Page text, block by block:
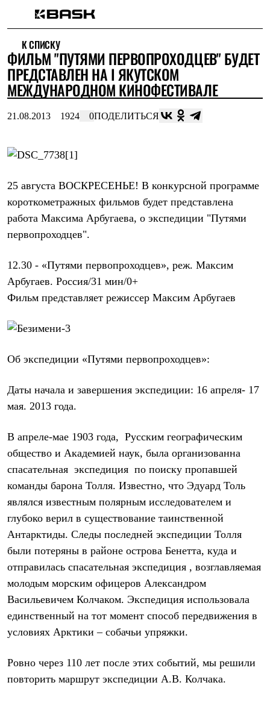
Интернет-магазин
Мужская одежда
Утепленная пухом
Куртки
Брюки
Комбинезоны
Брюки
Штормовая одежда
Брюки
Софтшелл одежда
Куртки
Брюки
Куртки
Жилеты
Теплое термобелье
Среднее термобелье
Лёгкая одежда
Футболки
Толстовки
Брюки
Женская одежда
Утепленная пухом
Куртки
Жилеты
Утепленная синтетикой
Куртки
Брюки
Штормовая одежда
Куртки
Софтшелл одежда
Куртки
Брюки
Лёгкая одежда
Рубашки
Толстовки
Брюки
Термобелье
Теплое термобелье
Среднее термобелье
Легкое термобелье
Флисовая одежда
Брюки
Утепленная пухом
К СПИСКУ
ФИЛЬМ "ПУТЯМИ ПЕРВОПРОХОДЦЕВ" БУДЕТ
ПРЕДСТАВЛЕН НА I ЯКУТСКОМ
МЕЖДУНАРОДНОМ КИНОФЕСТИВАЛЕ
21.08.2013 1924 0ПОДЕЛИТЬСЯ
25 августа ВОСКРЕСЕНЬЕ! В конкурсной программе
короткометражных фильмов будет представлена
работа Максима Арбугаева, о экспедиции "Путями
первопроходцев".
12.30 - «Путями первопроходцев», реж. Максим
Арбугаев. Россия/31 мин/0+
Фильм представляет режиссер Максим Арбугаев
Об экспедиции «Путями первопроходцев»:
Даты начала и завершения экспедиции: 16 апреля- 17
мая. 2013 года.
В апреле-мае 1903 года, Русским географическим
общество и Академией наук, была организованна
спасательная экспедиция по поиску пропавшей
команды барона Толля. Известно, что Эдуард Толь
являлся известным полярным исследователем и
глубоко верил в существование таинственной
Антарктиды. Следы последней экспедиции Толля
были потеряны в районе острова Бенетта, куда и
отправилась спасательная экспедиция , возглавляемая
молодым морским офицеров Александром
Васильевичем Колчаком. Экспедиция использовала
единственный на тот момент способ передвижения в
условиях Арктики – собачьи упряжки.
Ровно через 110 лет после этих событий, мы решили
повторить маршрут экспедиции А.В. Колчака.